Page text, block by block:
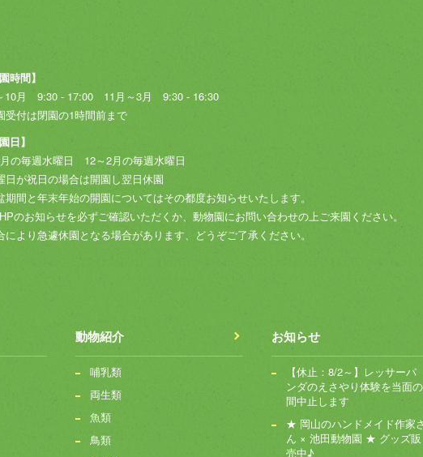
時間】
10月 9:30 - 17:00 11月～3月 9:30 - 16:30
受付は閉園の1時間前まで
日】
の毎週水曜日 12～2月の毎週水曜日
日が祝日の場合は開園し翌日休園
期間と年末年始の開園についてはその都度お知らせいたします。
のお知らせを必ずご確認いただくか、動物園にお問い合わせの上ご来園ください。
により急遽休園となる場合があります、どうぞご了承ください。
動物紹介
哺乳類
両生類
魚類
鳥類
お知らせ
【休止：8/2～】レッサーパ
ンダのえさやり体験を当面の
間中止します
★ 岡山のハンドメイド作家さ
ん × 池田動物園 ★ グッズ販
売中♪